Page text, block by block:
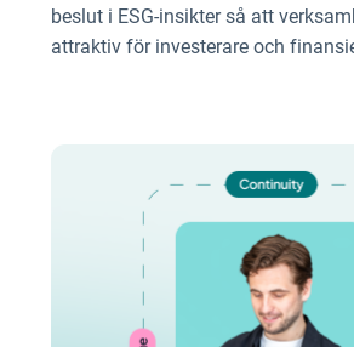
beslut i ESG-insikter så att
attraktiv för investerare och